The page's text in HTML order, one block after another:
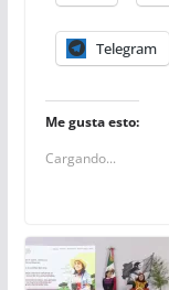
Telegram
Me gusta esto:
Cargando...